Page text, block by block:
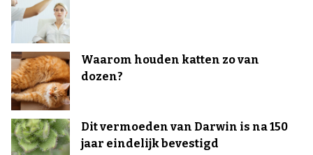
Waarom houden katten zo van
dozen?
Dit vermoeden van Darwin is na 150
jaar eindelijk bevestigd